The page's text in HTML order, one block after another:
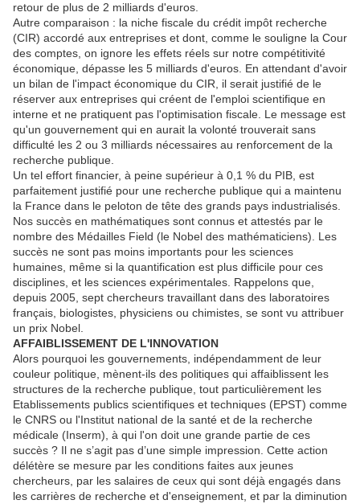
retour de plus de 2 milliards d'euros.
Autre comparaison : la niche fiscale du crédit impôt recherche
(CIR) accordé aux entreprises et dont, comme le souligne la Cour
des comptes, on ignore les effets réels sur notre compétitivité
économique, dépasse les 5 milliards d'euros. En attendant d'avoir
un bilan de l'impact économique du CIR, il serait justifié de le
réserver aux entreprises qui créent de l'emploi scientifique en
interne et ne pratiquent pas l'optimisation fiscale. Le message est
qu'un gouvernement qui en aurait la volonté trouverait sans
difficulté les 2 ou 3 milliards nécessaires au renforcement de la
recherche publique.
Un tel effort financier, à peine supérieur à 0,1 % du PIB, est
parfaitement justifié pour une recherche publique qui a maintenu
la France dans le peloton de tête des grands pays industrialisés.
Nos succès en mathématiques sont connus et attestés par le
nombre des Médailles Field (le Nobel des mathématiciens). Les
succès ne sont pas moins importants pour les sciences
humaines, même si la quantification est plus difficile pour ces
disciplines, et les sciences expérimentales. Rappelons que,
depuis 2005, sept chercheurs travaillant dans des laboratoires
français, biologistes, physiciens ou chimistes, se sont vu attribuer
un prix Nobel.
AFFAIBLISSEMENT DE L'INNOVATION
Alors pourquoi les gouvernements, indépendamment de leur
couleur politique, mènent-ils des politiques qui affaiblissent les
structures de la recherche publique, tout particulièrement les
Etablissements publics scientifiques et techniques (EPST) comme
le CNRS ou l'Institut national de la santé et de la recherche
médicale (Inserm), à qui l'on doit une grande partie de ces
succès ? Il ne s’agit pas d’une simple impression. Cette action
délétère se mesure par les conditions faites aux jeunes
chercheurs, par les salaires de ceux qui sont déjà engagés dans
les carrières de recherche et d'enseignement, et par la diminution